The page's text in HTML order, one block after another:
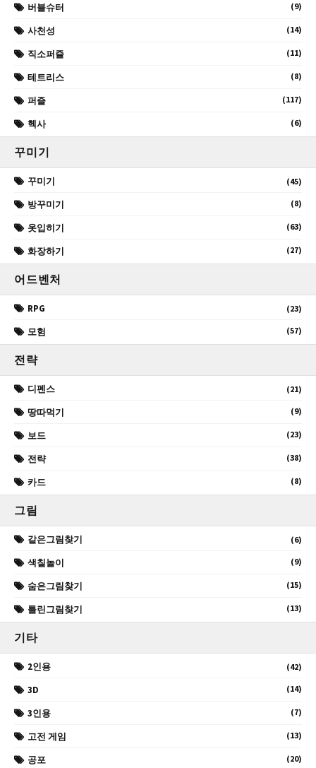
버블슈터 (9)
사천성 (14)
직소퍼즐 (11)
테트리스 (8)
퍼즐 (117)
헥사 (6)
꾸미기
꾸미기 (45)
방꾸미기 (8)
옷입히기 (63)
화장하기 (27)
어드벤처
RPG (23)
모험 (57)
전략
디펜스 (21)
땅따먹기 (9)
보드 (23)
전략 (38)
카드 (8)
그림
같은그림찾기 (6)
색칠놀이 (9)
숨은그림찾기 (15)
틀린그림찾기 (13)
기타
2인용 (42)
3D (14)
3인용 (7)
고전 게임 (13)
공포 (20)